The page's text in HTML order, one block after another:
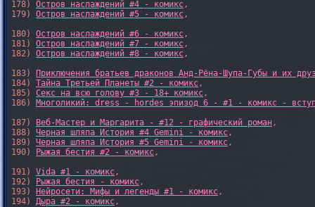
178) Остров наслаждений #4 - комикс,
179) Остров наслаждений #5 - комикс,
180) Остров наслаждений #6 - комикс,
181) Остров наслаждений #7 - комикс,
182) Остров наслаждений #8 - комикс,
183)
Приключения братьев драконов Анд-Рёна-Шупа-Губы и их
184) Тайна Третьей Планеты #2 - комикс,
185) Секс на всю голову #3 - 18+ комикс,
186) Многоликий: dress - hordes эпизод 6 - #1 - комикс -
187)
Веб-Мастер и Маргарита - #12 - графический роман,
188) Черная шляпа История #4 Gemini - комикс,
189) Черная шляпа История #5 Gemini - комикс,
190)
Рыжая бестия #2 - комикс,
191) Vida #1 - комикс,
192)
Рыжая бестия - комикс,
193)
Нейросети: Мифы и легенды #1 - комикс,
194) Дыра #2 - комикс,